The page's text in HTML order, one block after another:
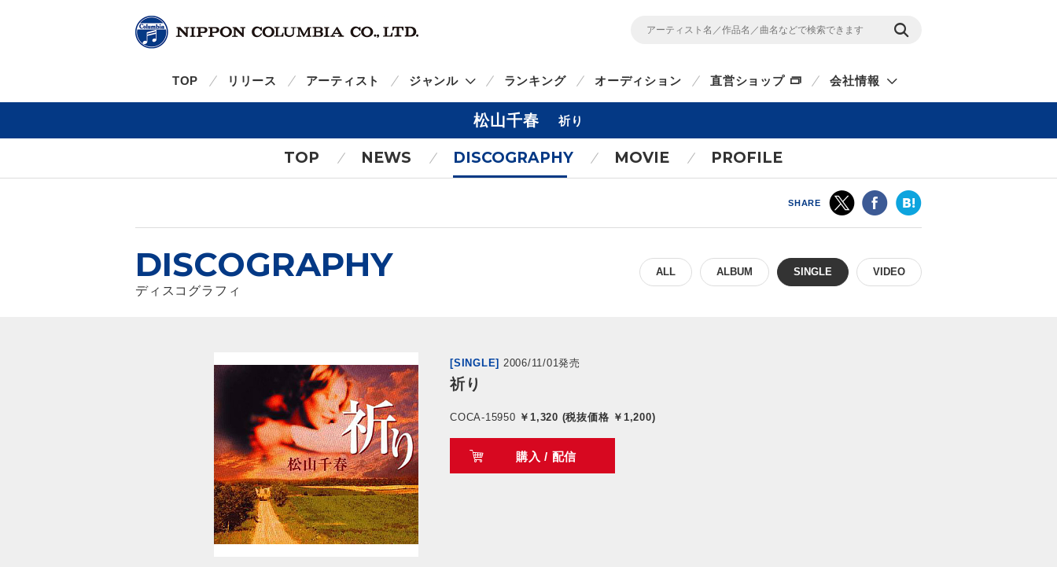
TOP リリース アーティスト ジャンル ランキング オーディション 直営ショップ 会社情報
松山千春 祈り
TOP NEWS DISCOGRAPHY MOVIE PROFILE
SHARE
DISCOGRAPHY
ディスコグラフィ
ALL ALBUM SINGLE VIDEO
[SINGLE] 2006/11/01発売
祈り
COCA-15950 ￥1,320 (税抜価格 ￥1,200)
購入 / 配信